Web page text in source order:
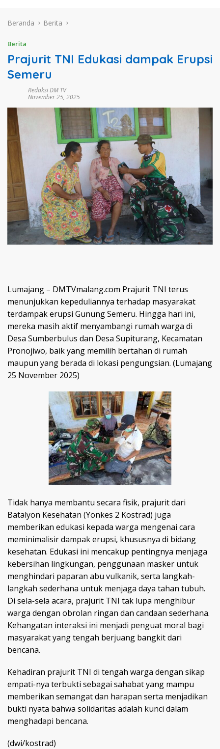
Beranda Berita
Berita
Prajurit TNI Edukasi dampak Erupsi
Semeru
Redaksi DM TV
November 25, 2025
Lumajang – DMTVmalang.com Prajurit TNI terus
menunjukkan kepeduliannya terhadap masyarakat
terdampak erupsi Gunung Semeru. Hingga hari ini,
mereka masih aktif menyambangi rumah warga di
Desa Sumberbulus dan Desa Supiturang, Kecamatan
Pronojiwo, baik yang memilih bertahan di rumah
maupun yang berada di lokasi pengungsian. (Lumajang
25 November 2025)
Tidak hanya membantu secara fisik, prajurit dari
Batalyon Kesehatan (Yonkes 2 Kostrad) juga
memberikan edukasi kepada warga mengenai cara
meminimalisir dampak erupsi, khususnya di bidang
kesehatan. Edukasi ini mencakup pentingnya menjaga
kebersihan lingkungan, penggunaan masker untuk
menghindari paparan abu vulkanik, serta langkah-
langkah sederhana untuk menjaga daya tahan tubuh.
Di sela-sela acara, prajurit TNI tak lupa menghibur
warga dengan obrolan ringan dan candaan sederhana.
Kehangatan interaksi ini menjadi penguat moral bagi
masyarakat yang tengah berjuang bangkit dari
bencana.
Kehadiran prajurit TNI di tengah warga dengan sikap
empati-nya terbukti sebagai sahabat yang mampu
memberikan semangat dan harapan serta menjadikan
bukti nyata bahwa solidaritas adalah kunci dalam
menghadapi bencana.
(dwi/kostrad)